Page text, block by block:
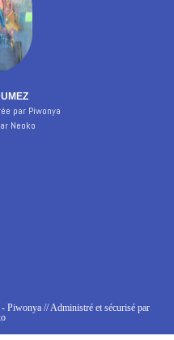
par Piwonya
Neoko
Piwonya // Administré et sécurisé par